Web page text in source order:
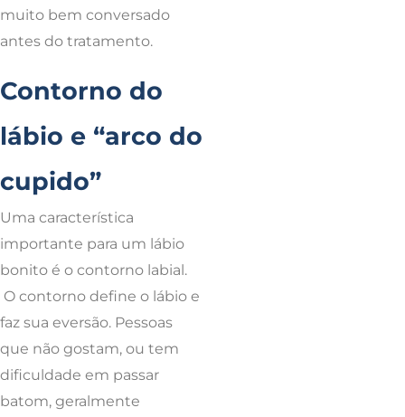
muito bem conversado
antes do tratamento.
Contorno do
lábio e “arco do
cupido”
Uma característica
importante para um lábio
bonito é o contorno labial.
O contorno define o lábio e
faz sua eversão. Pessoas
que não gostam, ou tem
dificuldade em passar
batom, geralmente